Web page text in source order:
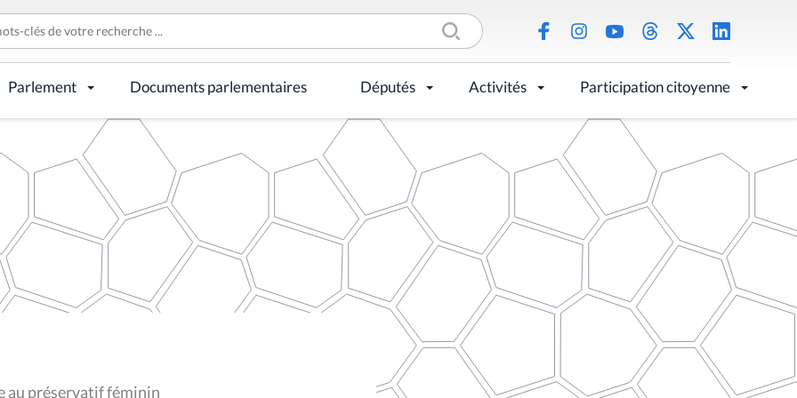
Parlement Documents parlementaires Députés Activités Participation citoyenne
au préservatif féminin